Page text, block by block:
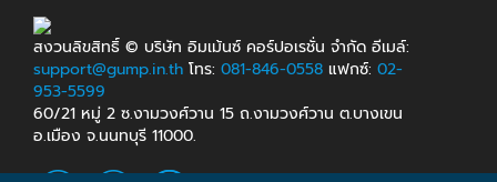
สงวนลิขสิทธิ์ © บริษัท อิมเม้นซ์ คอร์ปอเรชั่น จำกัด อีเมล์:
support@gump.in.th โทร: 081-846-0558 แฟกซ์: 02-
953-5599
60/21 หมู่ 2 ซ.งามวงศ์วาน 15 ถ.งามวงศ์วาน ต.บางเขน
อ.เมือง จ.นนทบุรี 11000.